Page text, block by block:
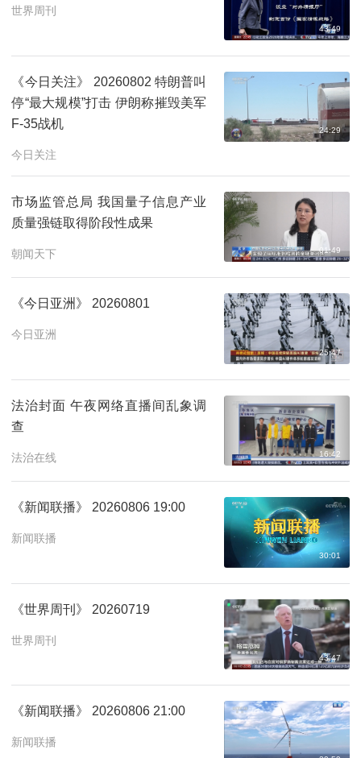
世界周刊
43:49
《今日关注》 20260802 特朗普叫
停“最大规模”打击 伊朗称摧毁美军
F-35战机
今日关注
24:29
市场监管总局 我国量子信息产业
质量强链取得阶段性成果
朝闻天下 01:49
《今日亚洲》 20260801
今日亚洲
25:47
法治封面 午夜网络直播间乱象调
查
法治在线 16:42
《新闻联播》 20260806 19:00
新闻联播
30:01
《世界周刊》 20260719
世界周刊
43:47
《新闻联播》 20260806 21:00
新闻联播